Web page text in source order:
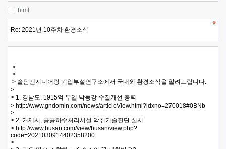
html